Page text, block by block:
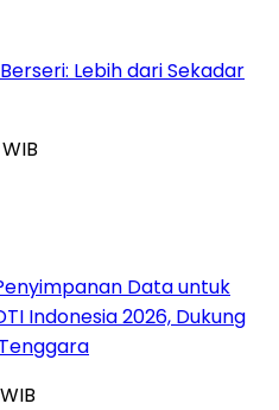
Lebih dari Sekadar
Data untuk
Indonesia 2026, Dukung